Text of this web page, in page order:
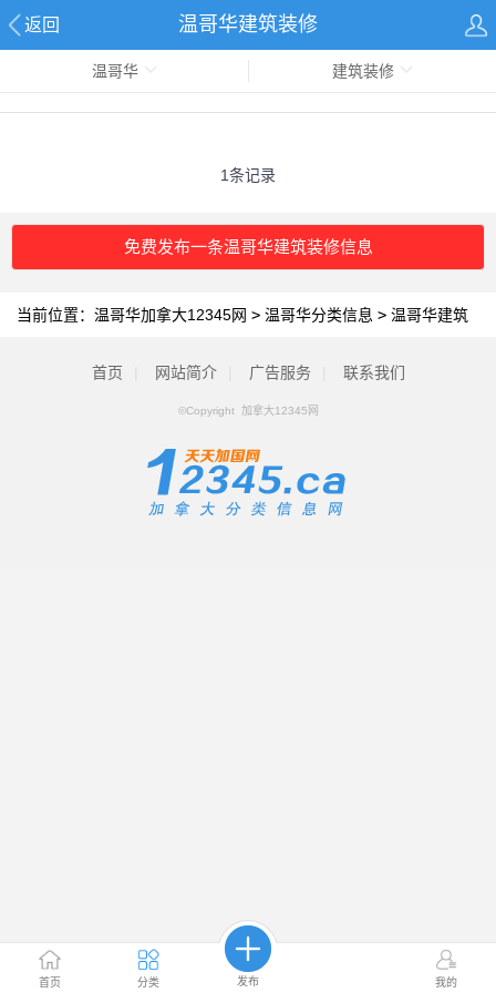
返回 温哥华建筑装修
首页 分类 发布 我的
温哥华 建筑装修
1条记录
免费发布一条温哥华建筑装修信息
当前位置： 温哥华加拿大12345网 > 温哥华分类信息 > 温哥华建筑
首页 网站简介 广告服务 联系我们
©Copyright 加拿大12345网